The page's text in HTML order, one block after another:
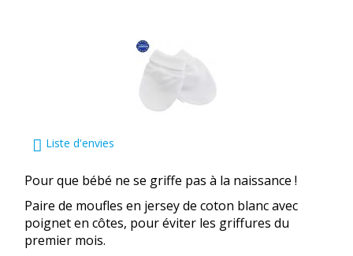
Liste d'envies
Pour que bébé ne se griffe pas à la naissance !
Paire de moufles en jersey de coton blanc avec
poignet en côtes, pour éviter les griffures du
premier mois.